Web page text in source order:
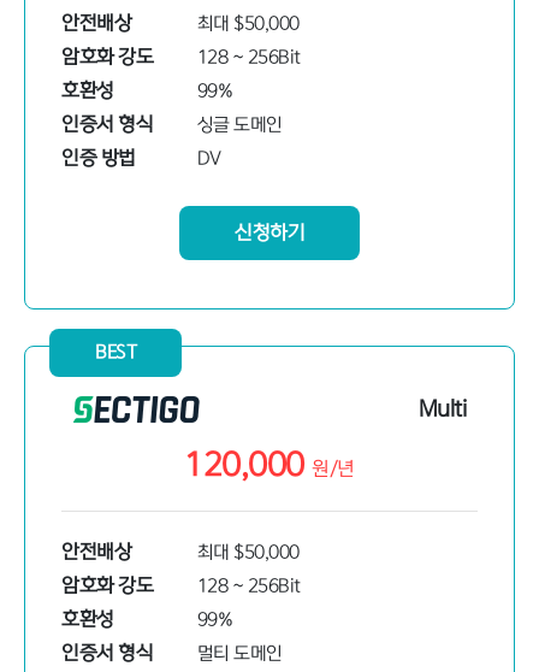
안전배상 최대 $50,000
암호화 강도 128 ~ 256Bit
호환성 99%
인증서 형식 싱글 도메인
인증 방법 DV
신청하기
BEST
Multi
120,000원/년
안전배상 최대 $50,000
암호화 강도 128 ~ 256Bit
호환성 99%
인증서 형식 멀티 도메인